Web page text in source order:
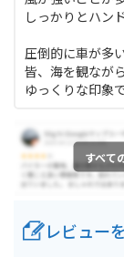
しっかりとハン
圧倒的に車が多
皆、海を観なが
ゆっくりな印象
すべて
レビュー